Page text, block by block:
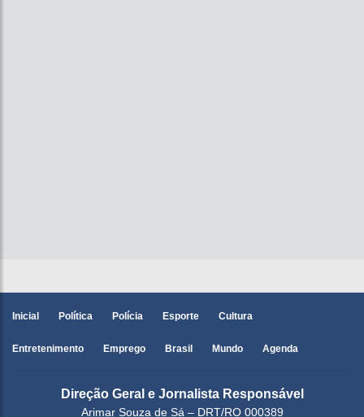
Inicial Política Polícia Esporte Cultura
Entretenimento Emprego Brasil Mundo Agenda
Direção Geral e Jornalista Responsável
Arimar Souza de Sá – DRT/RO 000389